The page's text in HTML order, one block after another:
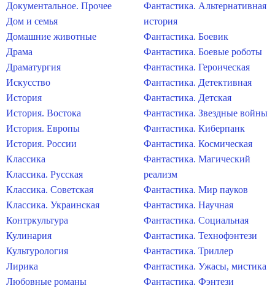
Документальное. Прочее
Дом и семья
Домашние животные
Драма
Драматургия
Искусство
История
История. Востока
История. Европы
История. России
Классика
Классика. Русская
Классика. Советская
Классика. Украинская
Контркультура
Кулинария
Культурология
Лирика
Любовные романы
Фантастика. Альтернативная
история
Фантастика. Боевик
Фантастика. Боевые роботы
Фантастика. Героическая
Фантастика. Детективная
Фантастика. Детская
Фантастика. Звездные войны
Фантастика. Киберпанк
Фантастика. Космическая
Фантастика. Магический
реализм
Фантастика. Мир пауков
Фантастика. Научная
Фантастика. Социальная
Фантастика. Технофэнтези
Фантастика. Триллер
Фантастика. Ужасы, мистика
Фантастика. Фэнтези